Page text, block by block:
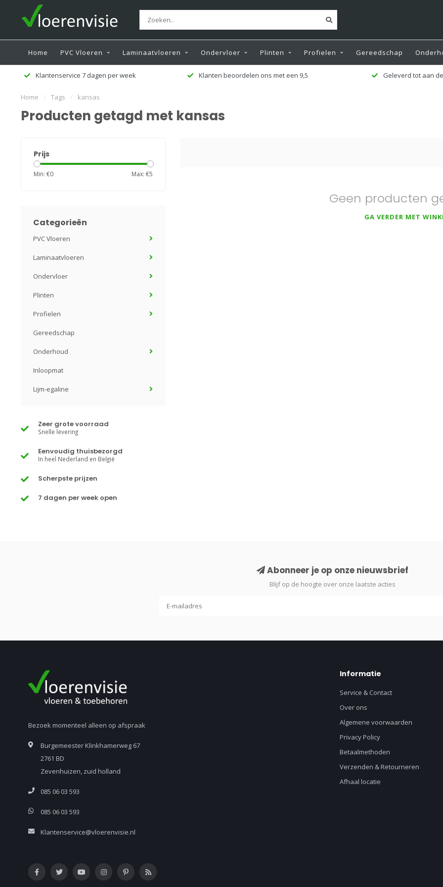
Home PVC Vloeren Laminaatvloeren Ondervloer Plinten Profielen Gereedschap
Klantenservice 7 dagen per week Klanten beoordelen ons met een 9,5 Geleverd tot aan
Home / Tags / kansas
Producten getagd met kansas
Prijs
Min: €0 Max: €5
Categorieën
PVC Vloeren
Laminaatvloeren
Ondervloer
Plinten
Profielen
Gereedschap
Onderhoud
Inloopmat
Lijm-egaline
Zeer grote voorraad
Snelle levering
Eenvoudig thuisbezorgd
In heel Nederland en België
Scherpste prijzen
7 dagen per week open
Geen producten
GA VERDER MET
Abonneer je op onze nieuwsbrief
Blijf op de hoogte over onze laatste acties
Bezoek momenteel alleen op afspraak
Burgemeester Klinkhamerweg 67
2761 BD
Zevenhuizen, zuid holland
085 06 03 593
085 06 03 593
Klantenservice@vloerenvisie.nl
Informatie
Service & Contact
Over ons
Algemene voorwaarden
Privacy Policy
Betaalmethoden
Verzenden & Retourneren
Afhaal locatie